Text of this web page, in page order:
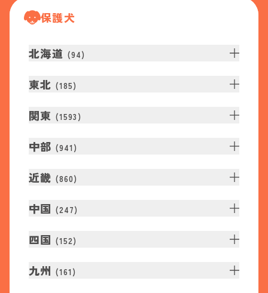
保護犬
北海道 (94)
東北 (185)
関東 (1593 )
中部 (941 )
近畿 (860)
中国 (247)
四国 (152)
九州 (161 )